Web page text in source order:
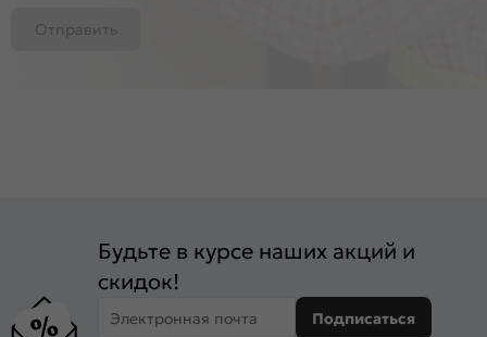
Отправить
Будьте в курсе наших акций и
скидок!
Электронная почта Подписаться